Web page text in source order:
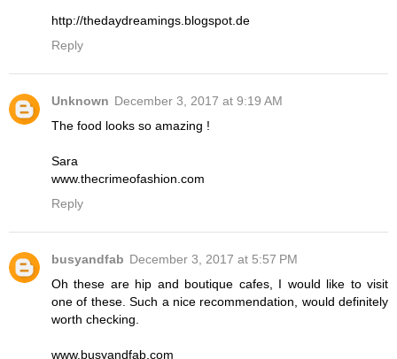
http://thedaydreamings.blogspot.de
Reply
Unknown December 3, 2017 at 9:19 AM
The food looks so amazing !
Sara
www.thecrimeofashion.com
Reply
busyandfab December 3, 2017 at 5:57 PM
Oh these are hip and boutique cafes, I would like to visit
one of these. Such a nice recommendation, would definitely
worth checking.
www.busyandfab.com